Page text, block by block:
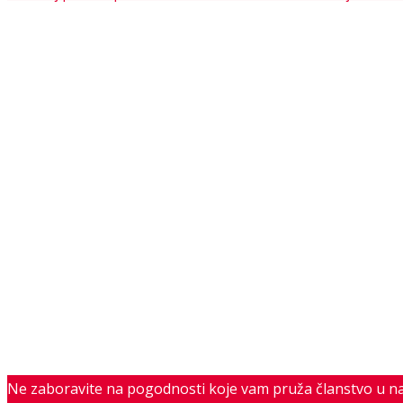
Ne zaboravite na pogodnosti koje vam pruža članstvo u